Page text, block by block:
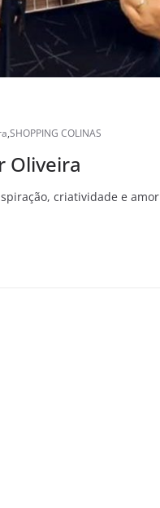
,SHOPPING COLINAS
Oliveira
criatividade e amor